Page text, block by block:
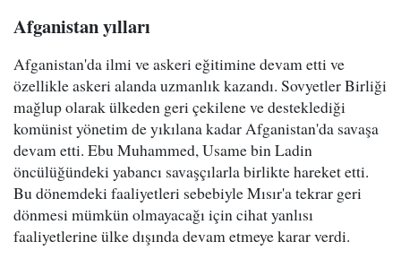
Afganistan yılları
Afganistan'da ilmi ve askeri eğitimine devam etti ve
özellikle askeri alanda uzmanlık kazandı. Sovyetler Birliği
mağlup olarak ülkeden geri çekilene ve desteklediği
komünist yönetim de yıkılana kadar Afganistan'da savaşa
devam etti. Ebu Muhammed, Usame bin Ladin
öncülüğündeki yabancı savaşçılarla birlikte hareket etti.
Bu dönemdeki faaliyetleri sebebiyle Mısır'a tekrar geri
dönmesi mümkün olmayacağı için cihat yanlısı
faaliyetlerine ülke dışında devam etmeye karar verdi.